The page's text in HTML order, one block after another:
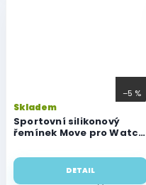
–5 %
Sportovní silikonový
řemínek Move pro Watch
mm)
Skladem
DETAIL